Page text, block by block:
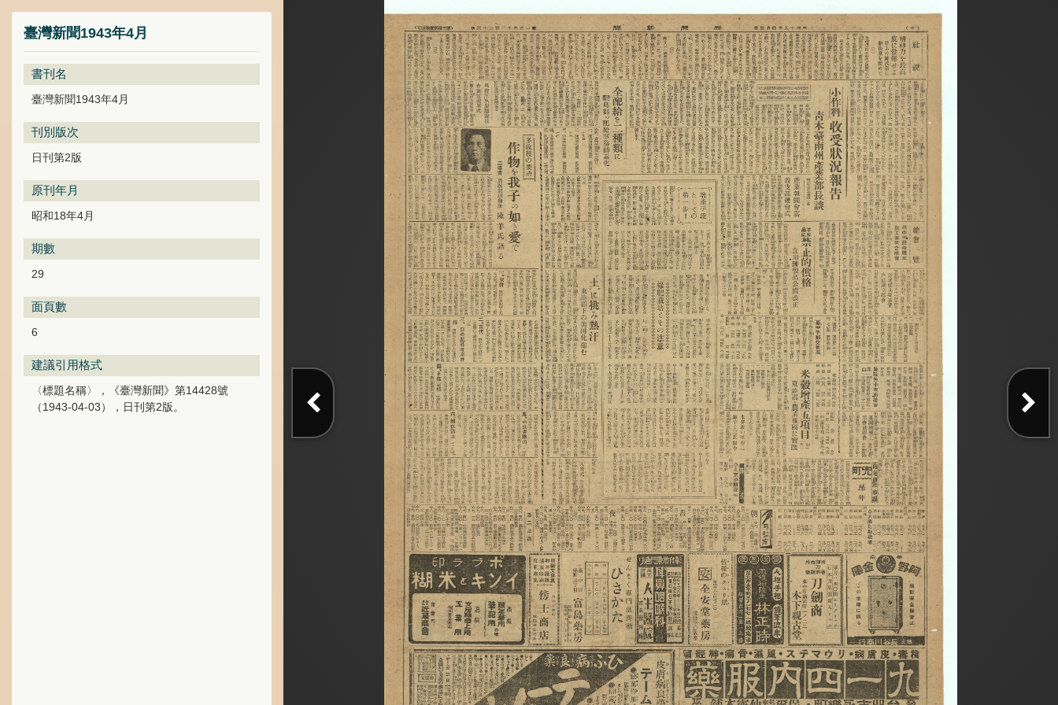
臺灣新聞1943年4月
書刊名
臺灣新聞1943年4月
刊別版次
日刊第2版
原刊年月
昭和18年4月
期數
29
面頁數
6
建議引用格式
〈標題名稱〉，《臺灣新聞》第14428號
（1943-04-03），日刊第2版。